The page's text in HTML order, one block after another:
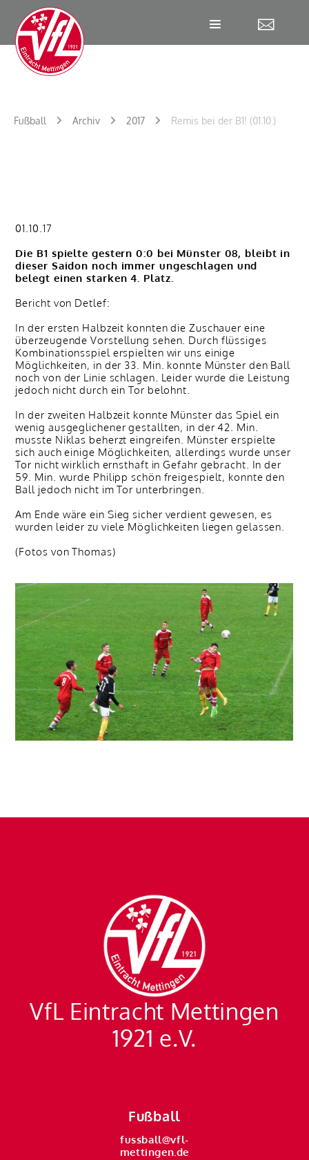
Fußball Archiv 2017 Remis bei der B1! (01.10.)
01.10.17
Die B1 spielte gestern 0:0 bei Münster 08, bleibt in
dieser Saidon noch immer ungeschlagen und
belegt einen starken 4. Platz.
Bericht von Detlef:
In der ersten Halbzeit konnten die Zuschauer eine
überzeugende Vorstellung sehen. Durch flüssiges
Kombinationsspiel erspielten wir uns einige
Möglichkeiten, in der 33. Min. konnte Münster den Ball
noch von der Linie schlagen. Leider wurde die Leistung
jedoch nicht durch ein Tor belohnt.
In der zweiten Halbzeit konnte Münster das Spiel ein
wenig ausgeglichener gestallten, in der 42. Min.
musste Niklas beherzt eingreifen. Münster erspielte
sich auch einige Möglichkeiten, allerdings wurde unser
Tor nicht wirklich ernsthaft in Gefahr gebracht. In der
59. Min. wurde Philipp schön freigespielt, konnte den
Ball jedoch nicht im Tor unterbringen.
Am Ende wäre ein Sieg sicher verdient gewesen, es
wurden leider zu viele Möglichkeiten liegen gelassen.
(Fotos von Thomas)
VfL Eintracht Mettingen
1921 e.V.
Fußball
fussball@vfl-
mettingen.de